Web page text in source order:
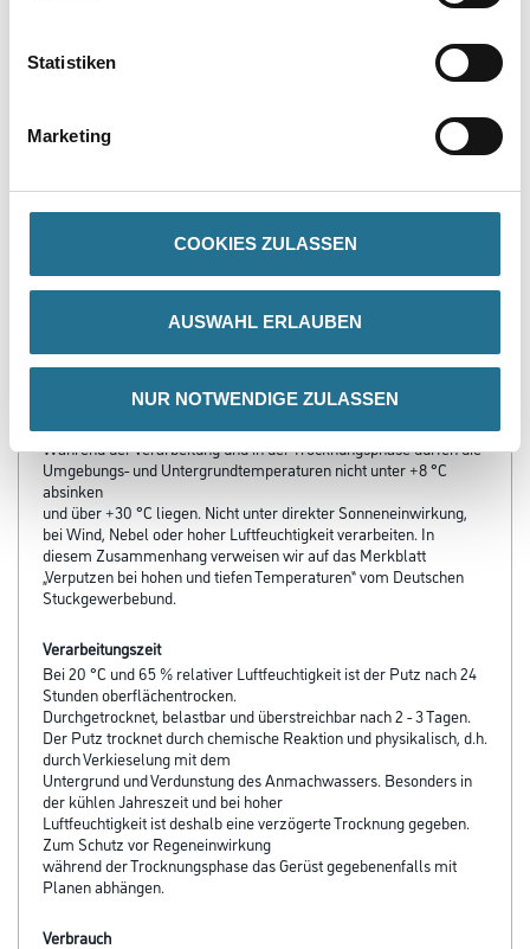
Statistiken
Marketing
COOKIES ZULASSEN
AUSWAHL ERLAUBEN
NUR NOTWENDIGE ZULASSEN
PRODUKTEIGENSCHAFTEN
- Nichtbrennbar
- Geschmeidige Verarbeitung
Während der Verarbeitung und in der Trocknungsphase dürfen die
Umgebungs- und Untergrundtemperaturen nicht unter +8 °C
absinken
und über +30 °C liegen. Nicht unter direkter Sonneneinwirkung,
bei Wind, Nebel oder hoher Luftfeuchtigkeit verarbeiten. In
diesem Zusammenhang verweisen wir auf das Merkblatt
„Verputzen bei hohen und tiefen Temperaturen“ vom Deutschen
Stuckgewerbebund.
Verarbeitungszeit
Bei 20 °C und 65 % relativer Luftfeuchtigkeit ist der Putz nach 24
Stunden oberflächentrocken.
Durchgetrocknet, belastbar und überstreichbar nach 2 - 3 Tagen.
Der Putz trocknet durch chemische Reaktion und physikalisch, d.h.
durch Verkieselung mit dem
Untergrund und Verdunstung des Anmachwassers. Besonders in
der kühlen Jahreszeit und bei hoher
Luftfeuchtigkeit ist deshalb eine verzögerte Trocknung gegeben.
Zum Schutz vor Regeneinwirkung
während der Trocknungsphase das Gerüst gegebenenfalls mit
Planen abhängen.
Verbrauch